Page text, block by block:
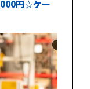
円☆ケー